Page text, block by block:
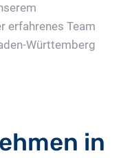
erfahrenes Team
Württemberg
in